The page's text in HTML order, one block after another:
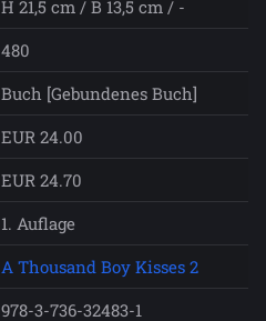
H 21,5 cm / B 13,5 cm / -
480
Buch [Gebundenes Buch]
EUR 24.00
EUR 24.70
1. Auflage
A Thousand Boy Kisses 2
978-3-736-32483-1